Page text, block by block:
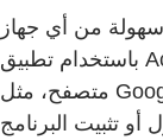
من أي جهاز
باستخدام تطبيق Acrobat Reader للأجهزة الجوالة أو من أي
متصفح، مثل Google Chrome؛ وذلك دون الحاجة إلى تسجيل